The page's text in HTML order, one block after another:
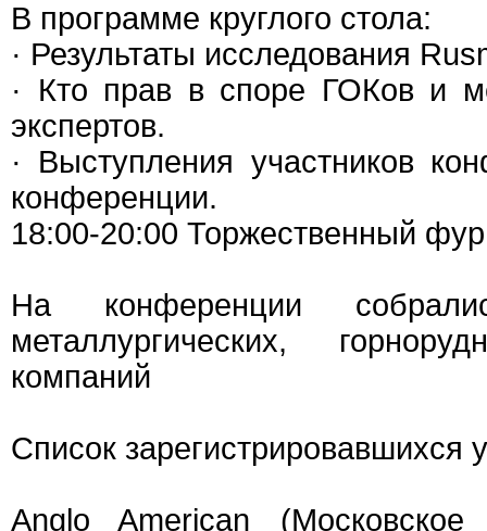
В программе круглого стола:
· Результаты исследования
· Кто прав в споре ГОКов и
экспертов.
· Выступления участников
конференции.
18:00-20:00 Торжественный
На конференции
металлургических,
компаний
Список зарегистрировавшихся
Anglo American (Московское